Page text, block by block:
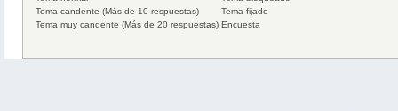
Tema candente (Más de 10 respuestas)
Tema muy candente (Más de 20 respuestas)
Tema fijado
Encuesta